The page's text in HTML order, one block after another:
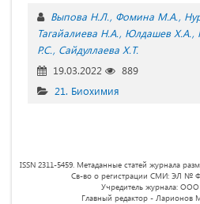
Выпова Н.Л. Фомина М.А.
Тагайалиева Н.А. Юлдашев Х.А.
Р.С. Сайдуллаева Х.Т.
19.03.2022
889
21. Биохимия
ISSN 2311-5459. Метаданные статей журнала
Св-во о регистрации СМИ: ЭЛ №
Учредитель журнала:
Главный редактор - Ларионов